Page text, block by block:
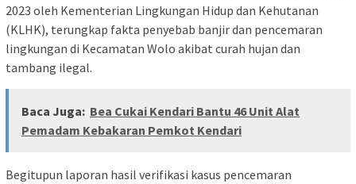
2023 oleh Kementerian Lingkungan Hidup dan Kehutanan
(KLHK), terungkap fakta penyebab banjir dan pencemaran
lingkungan di Kecamatan Wolo akibat curah hujan dan
tambang ilegal.
Baca Juga: Bea Cukai Kendari Bantu 46 Unit Alat
Pemadam Kebakaran Pemkot Kendari
Begitupun laporan hasil verifikasi kasus pencemaran